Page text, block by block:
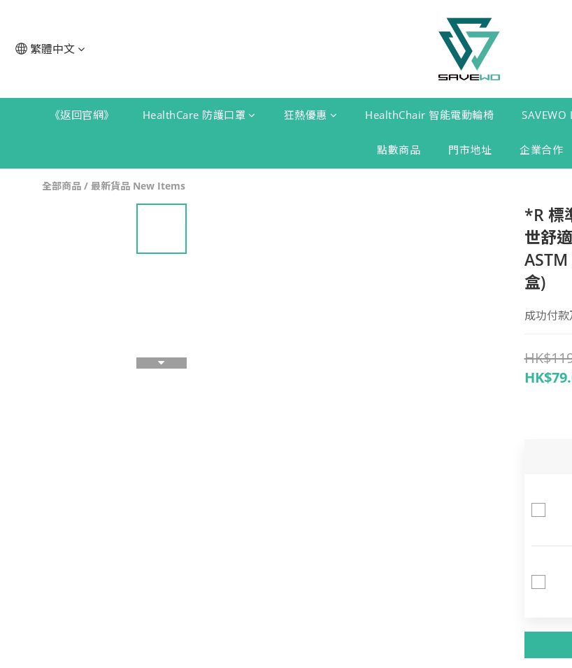
繁體中文
《返回官網》 HealthCare 防護口罩 狂熱優惠 HealthChair 智能電動輪椅 SAVEWO
點數商品 門市地址 企業合作
全部商品 / 最新貨品 New Items
*R 標
世舒
盒)
成功付